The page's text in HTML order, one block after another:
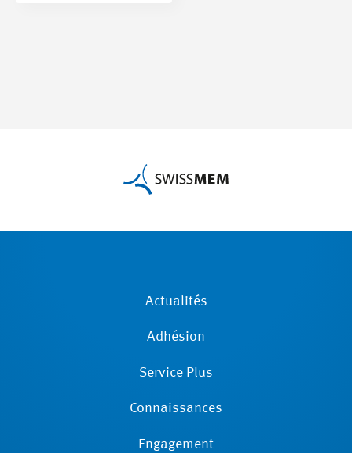
Actualités
Adhésion
Service Plus
Connaissances
Engagement